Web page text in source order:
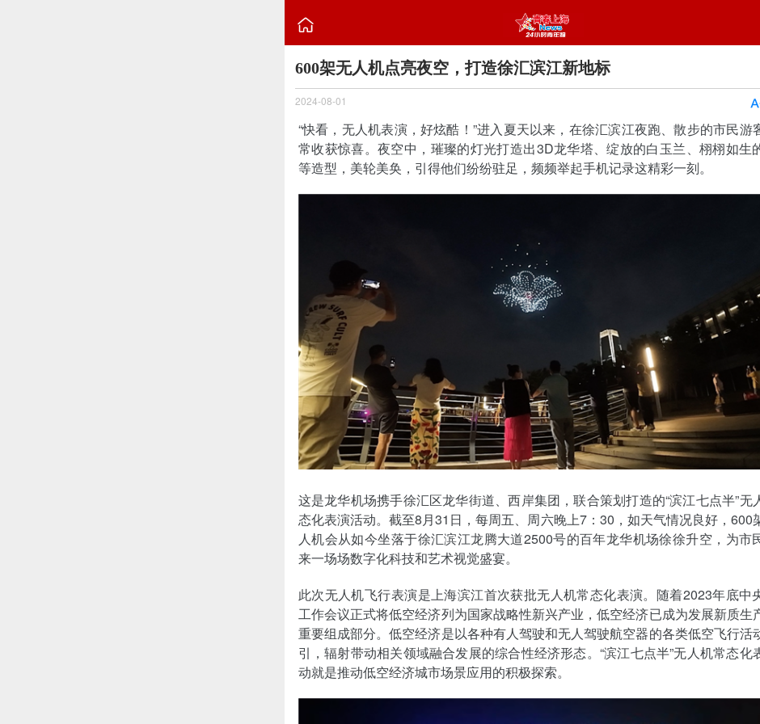

600架无人机点亮夜空，打造徐汇滨江新地标
2024-08-01
“快看，无人机表演，好炫酷！”进入夏天以来，在徐汇滨江夜跑、散步的市民游
常收获惊喜。夜空中，璀璨的灯光打造出3D龙华塔、绽放的白玉兰、栩栩如生
等造型，美轮美奂，引得他们纷纷驻足，频频举起手机记录这精彩一刻。
这是龙华机场携手徐汇区龙华街道、西岸集团，联合策划打造的“滨江七点半”无
态化表演活动。截至8月31日，每周五、周六晚上7：30，如天气情况良好，600
人机会从如今坐落于徐汇滨江龙腾大道2500号的百年龙华机场徐徐升空，为市
来一场场数字化科技和艺术视觉盛宴。
此次无人机飞行表演是上海滨江首次获批无人机常态化表演。随着2023年底中
工作会议正式将低空经济列为国家战略性新兴产业，低空经济已成为发展新质生
重要组成部分。低空经济是以各种有人驾驶和无人驾驶航空器的各类低空飞行活
引，辐射带动相关领域融合发展的综合性经济形态。“滨江七点半”无人机常态化
动就是推动低空经济城市场景应用的积极探索。